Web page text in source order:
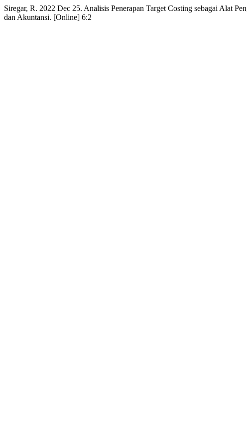
Siregar, R. 2022 Dec 25. Analisis Penerapan Target Costing sebagai Alat
dan Akuntansi. [Online] 6:2